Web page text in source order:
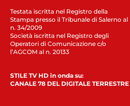
Testata iscritta nel Registro della
Stampa presso il Tribunale di Salerno al
n. 34/2009
Società iscritta nel Registro degli
Operatori di Comunicazione c/o
l’AGCOM al n. 20133
STILE TV HD in onda su:
CANALE 78 DEL DIGITALE TERRESTRE